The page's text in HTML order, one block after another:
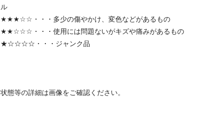
ル
★★★☆☆・・・多少の傷やかけ、変色などがあるもの
★★☆☆☆・・・使用には問題ないがキズや痛みがあるもの
★☆☆☆☆・・・ジャンク品
状態等の詳細は画像をご確認ください。